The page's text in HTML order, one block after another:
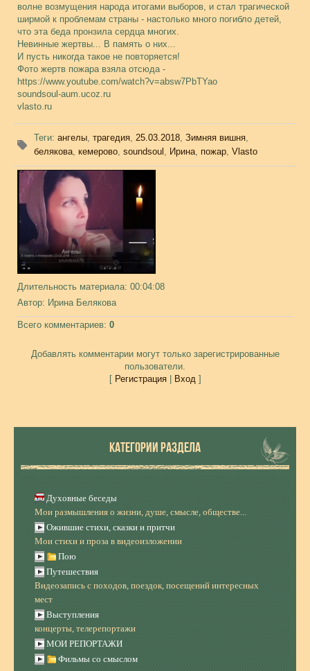
волне возмущения народа итогами выборов, и стал трагической
ширмой к проблемам страны - настолько много погибло детей,
что эта беда пронзила сердца многих.
Невинные жертвы... В память о них...
И пусть никогда такое не повторяется!
Фото жертв пожара взяла отсюда -
https://www.youtube.com/watch?v=absw7PbTYao
soundsoul-aum.ucoz.ru
vlasto.ru
Теги: ангелы, трагедия, 25.03.2018, Зимняя вишня,
белякова, кемерово, soundsoul , Ирина, пожар, Vlasto
Длительность материала: 00:04:08
Автор: Ирина Белякова
Всего комментариев: 0
Добавлять комментарии могут только зарегистрированные
пользователи.
[ Регистрация| Вход]
КАТЕГОРИИ РАЗДЕЛА
Духовные беседы
Мои размышления о жизни, душе, смысле, обществе...
Ожившие стихи, сказки и притчи
Мои стихи и проза в видеоизложении
Пою
Путешествия
Видеозапись с походов, поездок, посещений интересных
мест
Выступления
концерты, телерепортажи
МОИ РЕПОРТАЖИ
Фильмы со смыслом